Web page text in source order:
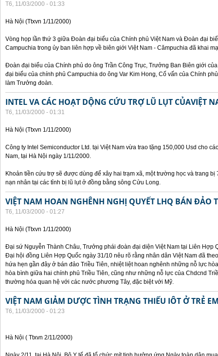
T6, 11/03/2000 - 01:33
Hà Nội (Ttxvn 1/11/2000)
Vòng họp lần thứ 3 giữa Đoàn đại biểu của Chính phủ Việt Nam và Đoàn đại
Campuchia trong ủy ban liên hợp về biên giới Việt Nam - Cămpuchia đã khai
Đoàn đại biểu của Chính phủ do ông Trần Công Trục, Trưởng Ban Biên giới
đại biểu của chính phủ Campuchia do ông Var Kim Hong, Cố vấn của Chính
làm Trưởng đoàn.
INTEL VA CÁC HOẠT DỘNG CỨU TRỢ LŨ LỤT CỦAVIỆT
T6, 11/03/2000 - 01:31
Hà Nội (Ttxvn 1/11/2000)
Công ty Intel Semiconductor Ltd. tại Việt Nam vừa trao tặng 150,000 Usd cho
Nam, tại Hà Nội ngày 1/11/2000.
Khoản tiền cứu trợ sẽ được dùng để xây hai trạm xã, một trường học và trang
nạn nhân tại các tỉnh bị lũ lụt ở đồng bằng sông Cửu Long.
VIỆT NAM HOAN NGHÊNH NGHỊ QUYẾT LHQ BÁN ĐẢO
T6, 11/03/2000 - 01:27
Hà Nội (Ttxvn 1/11/2000)
Đại sứ Nguyễn Thành Châu, Trưởng phái đoàn đại diện Việt Nam tại Liên Hợp
Đại hội đồng Liên Hợp Quốc ngày 31/10 nêu rõ rằng nhân dân Việt Nam đã
hứa hẹn gần đây ở bán đảo Triều Tiên, nhiệt liệt hoan nghênh những nỗ lực
hòa bình giữa hai chính phủ Triều Tiên, cũng như những nỗ lực của Chdcnd
thường hóa quan hệ với các nước phương Tây, đặc biệt với Mỹ.
VIỆT NAM GIẢM DƯỢC TÌNH TRẠNG THIẾU IÔT Ở TRẺ
T6, 11/03/2000 - 01:23
Hà Nội ( Ttxvn 2/11/2000)